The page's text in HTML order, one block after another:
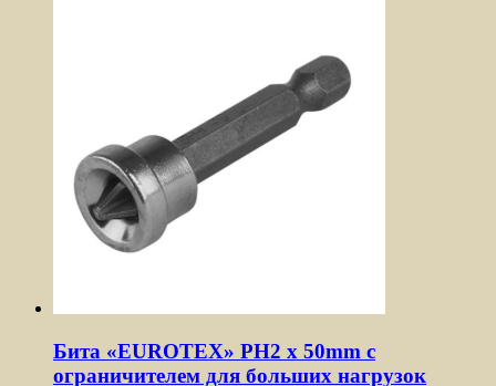
Бита «EUROTEX» PH2 х 50mm с
ограничителем для больших нагрузок